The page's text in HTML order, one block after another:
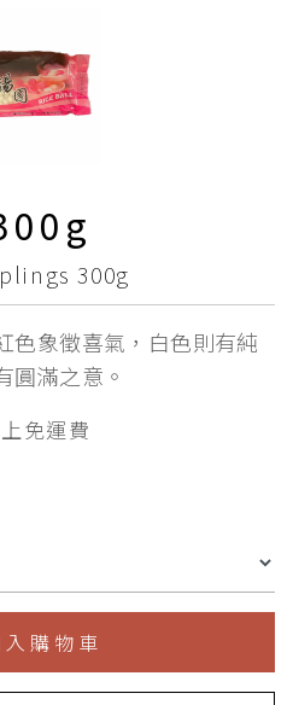
300g
色象徵喜氣，白色則有純
圓滿之意。
免運費
入 購 物 車